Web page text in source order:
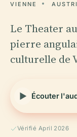
VIENNE
Le Theater
pierre
culturelle de
Écouter
Vérifié April 2026